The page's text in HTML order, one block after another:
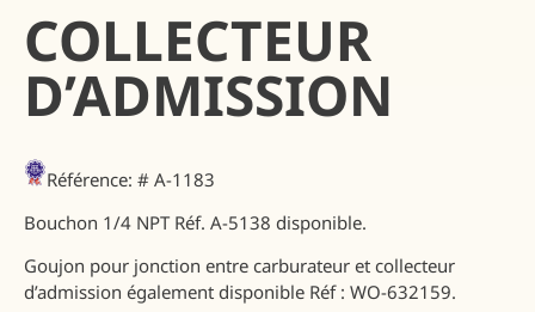
COLLECTEUR
D’ADMISSION
Référence: # A-1183
Bouchon 1/4 NPT Réf. A-5138 disponible.
Goujon pour jonction entre carburateur et collecteur
d’admission également disponible Réf : WO-632159.